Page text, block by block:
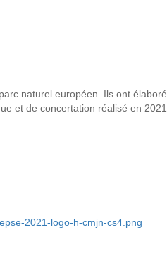
naturel européen. Ils ont
et de concertation réalisé en
2021-logo-h-cmjn-cs4.png